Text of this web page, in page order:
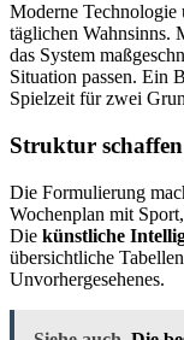
Moderne Technologie
täglichen Wahnsinns.
das System
Situation passen. Ein
Spielzeit für zwei
Struktur
Die Formulierung
Wochenplan mit
Die künstliche
übersichtliche
Unvorhergesehenes.